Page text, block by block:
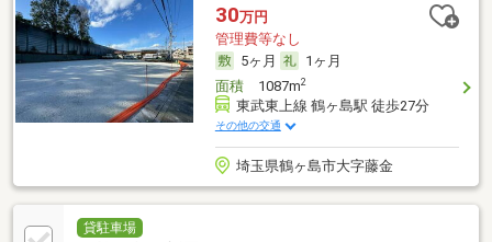
30万円
管理費等なし
5ヶ月
1ヶ月
面積1087m2
東武東上線 鶴ヶ島駅 徒歩27分
その他の交通
埼玉県鶴ヶ島市大字藤金
貸駐車場